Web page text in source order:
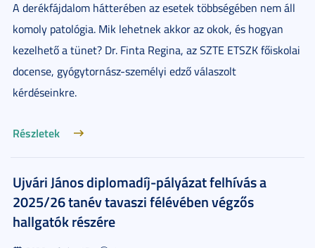
A derékfájdalom hátterében az esetek többségében nem áll
komoly patológia. Mik lehetnek akkor az okok, és hogyan
kezelhető a tünet? Dr. Finta Regina, az SZTE ETSZK főiskolai
docense, gyógytornász-személyi edző válaszolt
kérdéseinkre.
Részletek
Ujvári János diplomadíj-pályázat felhívás a
2025/26 tanév tavaszi félévében végzős
hallgatók részére